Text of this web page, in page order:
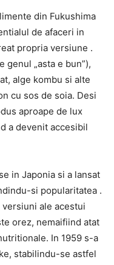
din Fukushima
de afaceri in
propria versiune .
genul „asta e bun”),
alge kombu si alte
cu sos de soia. Desi
aproape de lux
a devenit accesibil
in Japonia si a lansat
si popularitatea .
ale acestui
orez, nemaifiind atat
In 1959 s-a
stabilindu-se astfel